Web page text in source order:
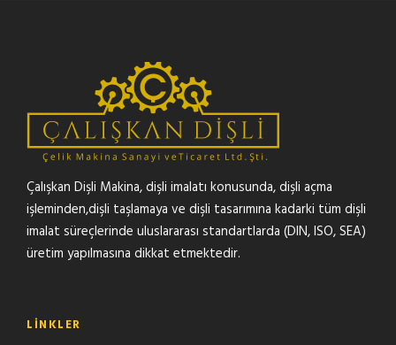
Çalışkan Dişli Makina, dişli imalatı konusunda, dişli açma
işleminden,dişli taşlamaya ve dişli tasarımına kadarki tüm dişli
imalat süreçlerinde uluslararası standartlarda (DIN, ISO, SEA)
üretim yapılmasına dikkat etmektedir.
LINKLER